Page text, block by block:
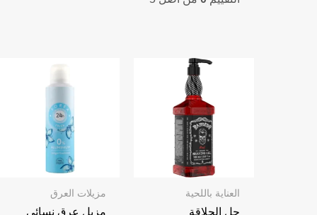
العناية باللحية
جل الحلاقة
مزيلات العرق
مزيل عرق نسائي